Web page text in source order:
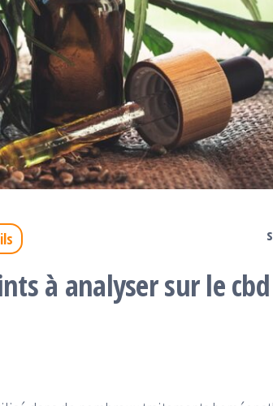
à analyser sur le cbd